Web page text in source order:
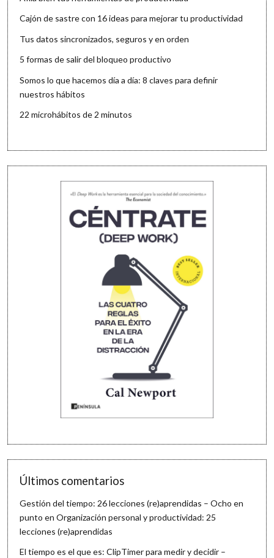
Cajón de sastre con 16 ideas para mejorar tu productividad
Tus datos sincronizados, seguros y en orden
5 formas de salir del bloqueo productivo
Somos lo que hacemos día a día: 8 claves para definir
nuestros hábitos
22 microhábitos de 2 minutos
Últimos comentarios
Gestión del tiempo: 26 lecciones (re)aprendidas – Ocho en
punto enOrganización personal y productividad: 25
lecciones (re)aprendidas
El tiempo es el que es: ClipTimer para medir y decidir –